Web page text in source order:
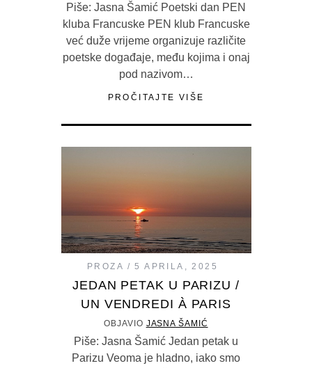
Piše: Jasna Šamić Poetski dan PEN
kluba Francuske PEN klub Francuske
već duže vrijeme organizuje različite
poetske događaje, među kojima i onaj
pod nazivom…
PROČITAJTE VIŠE
PROZA 5 APRILA, 2025
JEDAN PETAK U PARIZU /
UN VENDREDI À PARIS
OBJAVIO JASNA ŠAMIĆ
Piše: Jasna Šamić Jedan petak u
Parizu Veoma je hladno, iako smo